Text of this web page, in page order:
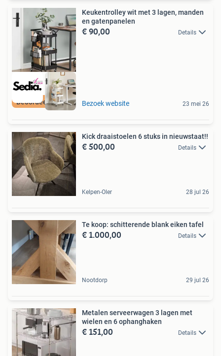
Beoordeeld met 9+
Keukentrolley wit met 3 lagen, manden
en gatenpanelen
€ 90,00 Details
Bezoek website 23 mei 26
Kick draaistoelen 6 stuks in nieuwstaat!!
€ 500,00 Details
Kelpen-Oler 28 jul 26
Te koop: schitterende blank eiken tafel
€ 1.000,00 Details
Nootdorp 29 jul 26
Metalen serveerwagen 3 lagen met
wielen en 6 ophanghaken
€ 151,00 Details